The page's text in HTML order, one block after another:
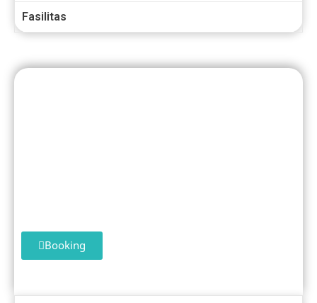
Fasilitas
Booking